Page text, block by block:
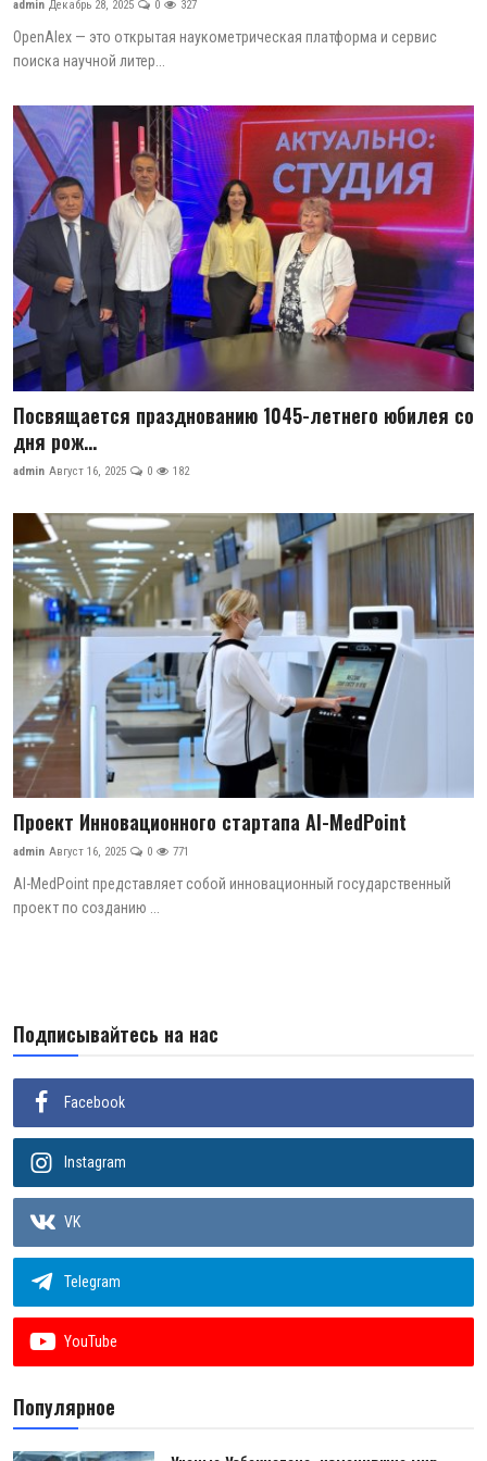
Цифровые коллекции
История здравоохранения Узбекистана
Периодические издания
Фотогалерея
Медики Узбекистана
ВАК
ИИ
PDF-translator
Статистика
Проблемы Арала
Антикоррупция
Русский
admin Декабрь 28, 2025 0 327
OpenAlex — это открытая наукометрическая платформа и сервис
поиска научной литер...
Посвящается празднованию 1045-летнего юбилея со
дня рож...
admin Август 16, 2025 0 182
Проект Инновационного стартапа AI-MedPoint
admin Август 16, 2025 0 771
AI-MedPoint представляет собой инновационный государственный
проект по созданию ...
Подписывайтесь на нас
Facebook
Instagram
VK
Telegram
YouTube
Популярное